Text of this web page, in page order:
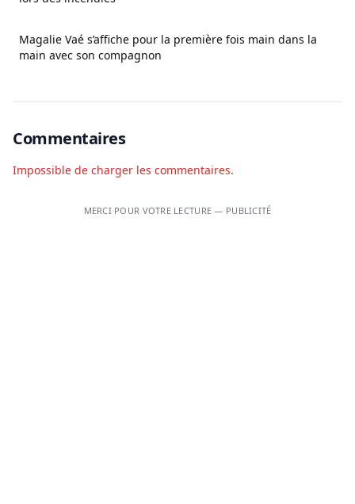
Magalie Vaé s’affiche pour la première fois main dans la
main avec son compagnon
Commentaires
Impossible de charger les commentaires.
MERCI POUR VOTRE LECTURE — PUBLICITÉ